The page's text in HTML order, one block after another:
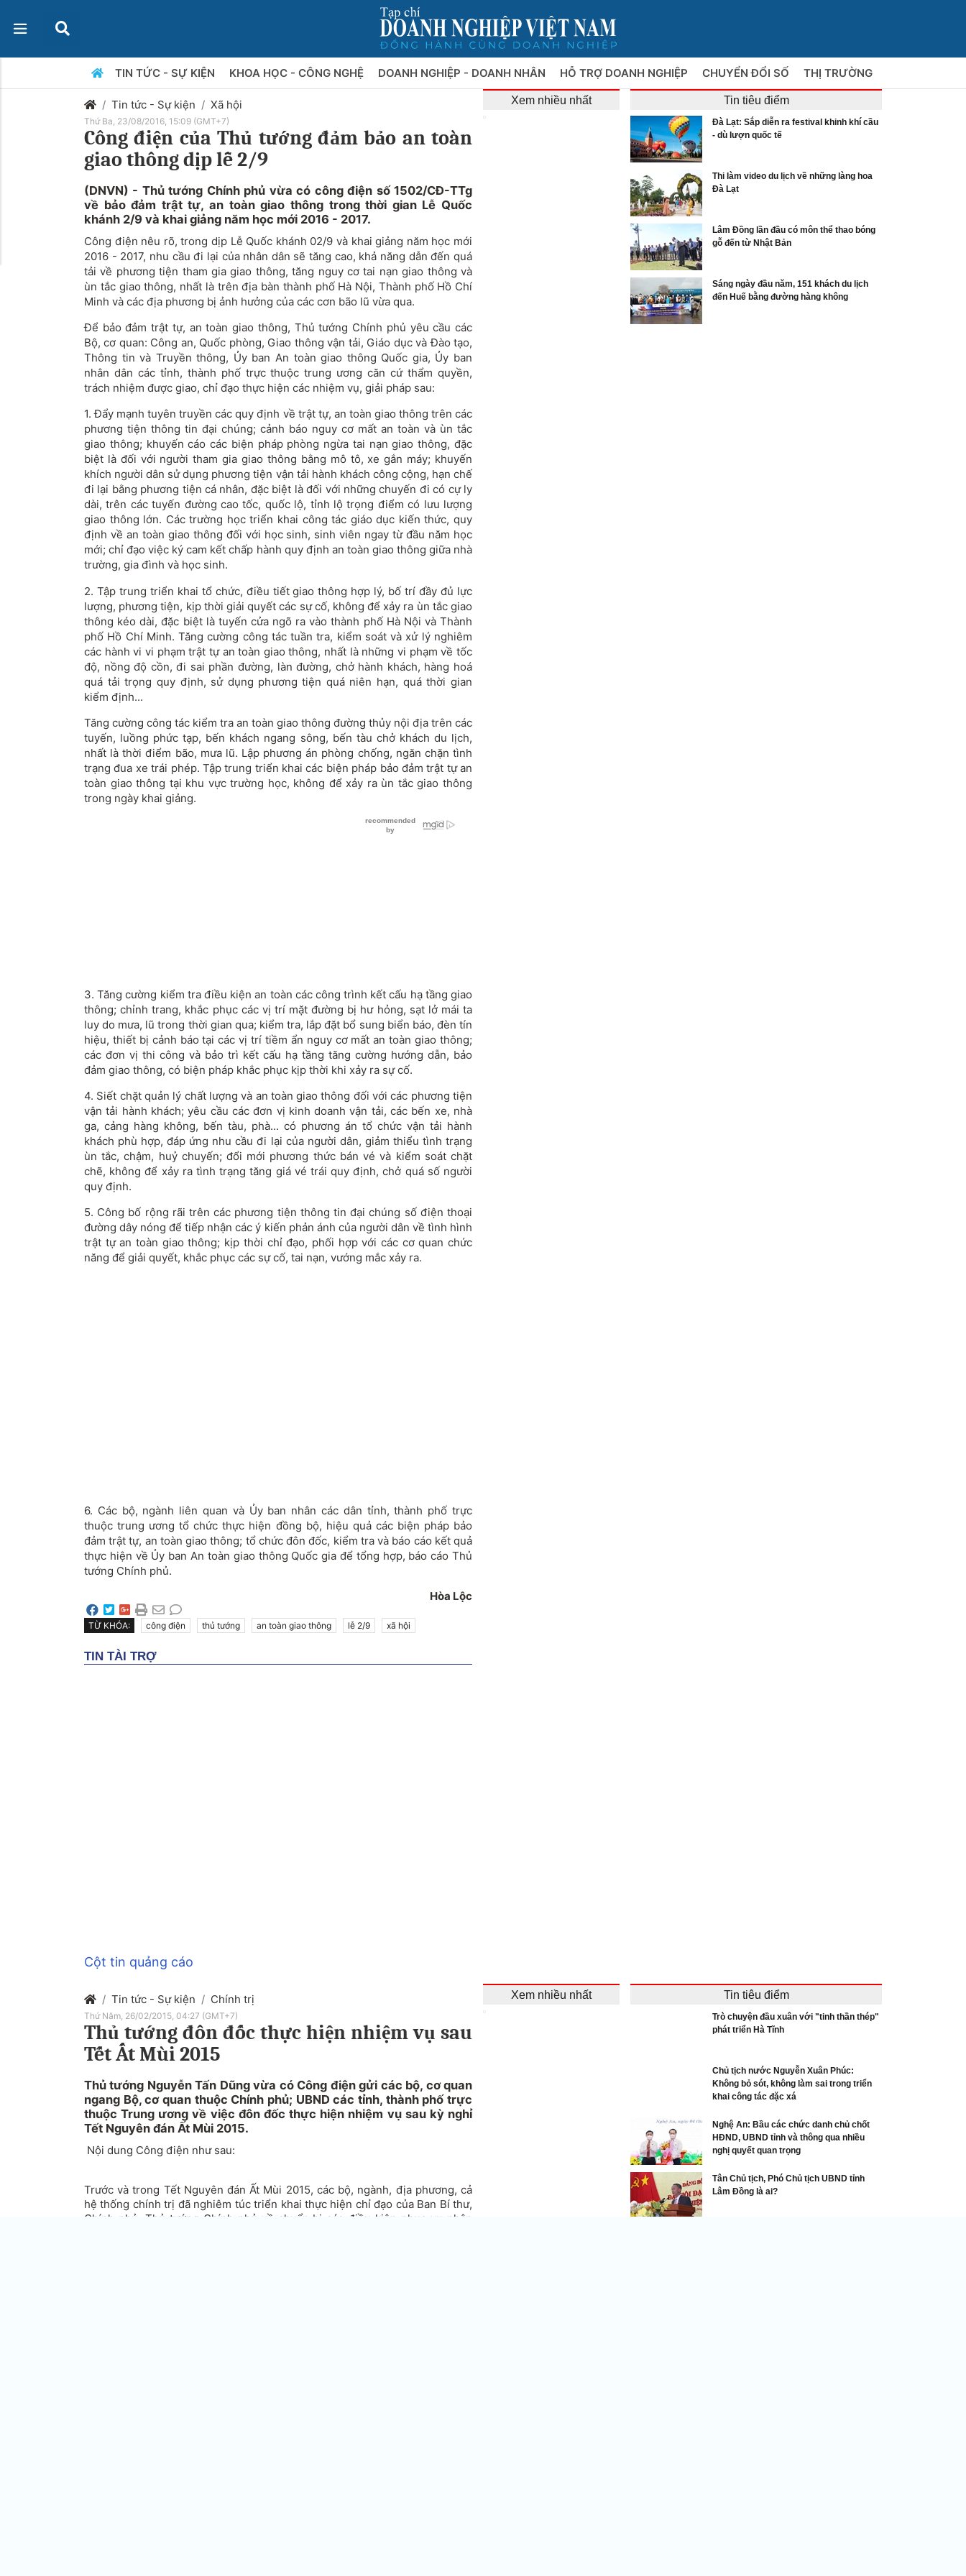
TIN TỨC - SỰ KIỆN KHOA HỌC - CÔNG NGHỆ DOANH NGHIỆP - DOANH NHÂN HỖ TRỢ DOANH NGHIỆP CHUYỂN ĐỔI SỐ THỊ TRƯỜNG
Tin tức - Sự kiện Xã hội
Thứ Ba, 23/08/2016, 15:09 (GMT+7)
Công điện của Thủ tướng đảm bảo an toàn
giao thông dịp lễ 2/9
(DNVN) - Thủ tướng Chính phủ vừa có công điện số 1502/CĐ-TTg
về bảo đảm trật tự, an toàn giao thông trong thời gian Lễ Quốc
khánh 2/9 và khai giảng năm học mới 2016 - 2017.
Công điện nêu rõ, trong dịp Lễ Quốc khánh 02/9 và khai giảng năm học mới
2016 - 2017, nhu cầu đi lại của nhân dân sẽ tăng cao, khả năng dẫn đến quá
tải về phương tiện tham gia giao thông, tăng nguy cơ tai nạn giao thông và
ùn tắc giao thông, nhất là trên địa bàn thành phố Hà Nội, Thành phố Hồ Chí
Minh và các địa phương bị ảnh hưởng của các cơn bão lũ vừa qua.
Để bảo đảm trật tự, an toàn giao thông, Thủ tướng Chính phủ yêu cầu các
Bộ, cơ quan: Công an, Quốc phòng, Giao thông vận tải, Giáo dục và Đào tạo,
Thông tin và Truyền thông, Ủy ban An toàn giao thông Quốc gia, Ủy ban
nhân dân các tỉnh, thành phố trực thuộc trung ương căn cứ thẩm quyền,
trách nhiệm được giao, chỉ đạo thực hiện các nhiệm vụ, giải pháp sau:
1. Đẩy mạnh tuyên truyền các quy định về trật tự, an toàn giao thông trên các
phương tiện thông tin đại chúng; cảnh báo nguy cơ mất an toàn và ùn tắc
giao thông; khuyến cáo các biện pháp phòng ngừa tai nạn giao thông, đặc
biệt là đối với người tham gia giao thông bằng mô tô, xe gắn máy; khuyến
khích người dân sử dụng phương tiện vận tải hành khách công cộng, hạn chế
đi lại bằng phương tiện cá nhân, đặc biệt là đối với những chuyến đi có cự ly
dài, trên các tuyến đường cao tốc, quốc lộ, tỉnh lộ trọng điểm có lưu lượng
giao thông lớn. Các trường học triển khai công tác giáo dục kiến thức, quy
định về an toàn giao thông đối với học sinh, sinh viên ngay từ đầu năm học
mới; chỉ đạo việc ký cam kết chấp hành quy định an toàn giao thông giữa nhà
trường, gia đình và học sinh.
2. Tập trung triển khai tổ chức, điều tiết giao thông hợp lý, bố trí đầy đủ lực
lượng, phương tiện, kịp thời giải quyết các sự cố, không để xảy ra ùn tắc giao
thông kéo dài, đặc biệt là tuyến cửa ngõ ra vào thành phố Hà Nội và Thành
phố Hồ Chí Minh. Tăng cường công tác tuần tra, kiểm soát và xử lý nghiêm
các hành vi vi phạm trật tự an toàn giao thông, nhất là những vi phạm về tốc
độ, nồng độ cồn, đi sai phần đường, làn đường, chở hành khách, hàng hoá
quá tải trọng quy định, sử dụng phương tiện quá niên hạn, quá thời gian
kiểm định...
Tăng cường công tác kiểm tra an toàn giao thông đường thủy nội địa trên các
tuyến, luồng phức tạp, bến khách ngang sông, bến tàu chở khách du lịch,
nhất là thời điểm bão, mưa lũ. Lập phương án phòng chống, ngăn chặn tình
trạng đua xe trái phép. Tập trung triển khai các biện pháp bảo đảm trật tự an
toàn giao thông tại khu vực trường học, không để xảy ra ùn tắc giao thông
trong ngày khai giảng.
3. Tăng cường kiểm tra điều kiện an toàn các công trình kết cấu hạ tầng giao
thông; chỉnh trang, khắc phục các vị trí mặt đường bị hư hỏng, sạt lở mái ta
luy do mưa, lũ trong thời gian qua; kiểm tra, lắp đặt bổ sung biển báo, đèn tín
hiệu, thiết bị cảnh báo tại các vị trí tiềm ẩn nguy cơ mất an toàn giao thông;
các đơn vị thi công và bảo trì kết cấu hạ tầng tăng cường hướng dẫn, bảo
đảm giao thông, có biện pháp khắc phục kịp thời khi xảy ra sự cố.
4. Siết chặt quản lý chất lượng và an toàn giao thông đối với các phương tiện
vận tải hành khách; yêu cầu các đơn vị kinh doanh vận tải, các bến xe, nhà
ga, cảng hàng không, bến tàu, phà... có phương án tổ chức vận tải hành
khách phù hợp, đáp ứng nhu cầu đi lại của người dân, giảm thiểu tình trạng
ùn tắc, chậm, huỷ chuyến; đổi mới phương thức bán vé và kiểm soát chặt
chẽ, không để xảy ra tình trạng tăng giá vé trái quy định, chở quá số người
quy định.
5. Công bố rộng rãi trên các phương tiện thông tin đại chúng số điện thoại
đường dây nóng để tiếp nhận các ý kiến phản ánh của người dân về tình hình
trật tự an toàn giao thông; kịp thời chỉ đạo, phối hợp với các cơ quan chức
năng để giải quyết, khắc phục các sự cố, tai nạn, vướng mắc xảy ra.
6. Các bộ, ngành liên quan và Ủy ban nhân các dân tỉnh, thành phố trực
thuộc trung ương tổ chức thực hiện đồng bộ, hiệu quả các biện pháp bảo
đảm trật tự, an toàn giao thông; tổ chức đôn đốc, kiểm tra và báo cáo kết quả
thực hiện về Ủy ban An toàn giao thông Quốc gia để tổng hợp, báo cáo Thủ
tướng Chính phủ.
Hòa Lộc
TỪ KHÓA: công điện thủ tướng an toàn giao thông lễ 2/9 xã hội
Xem nhiều nhất
Cột tin quảng cáo
Tin tiêu điểm
Đà Lạt: Sắp diễn ra festival khinh khí cầu
- dù lượn quốc tế
Thi làm video du lịch về những làng hoa
Đà Lạt
Lâm Đồng lần đầu có môn thể thao bóng
gỗ đến từ Nhật Bản
Sáng ngày đầu năm, 151 khách du lịch
đến Huế bằng đường hàng không
Tin tức - Sự kiện Chính trị
Thứ Năm, 26/02/2015, 04:27 (GMT+7)
Thủ tướng đôn đốc thực hiện nhiệm vụ sau
Tết Ất Mùi 2015
Thủ tướng Nguyễn Tấn Dũng vừa có Công điện gửi các bộ, cơ quan
ngang Bộ, cơ quan thuộc Chính phủ; UBND các tỉnh, thành phố trực
thuộc Trung ương về việc đôn đốc thực hiện nhiệm vụ sau kỳ nghỉ
Tết Nguyên đán Ất Mùi 2015.
Nội dung Công điện như sau:
Trước và trong Tết Nguyên đán Ất Mùi 2015, các bộ, ngành, địa phương, cả
hệ thống chính trị đã nghiêm túc triển khai thực hiện chỉ đạo của Ban Bí thư,
Chính phủ, Thủ tướng Chính phủ về chuẩn bị các điều kiện phục vụ nhân
Xem nhiều nhất Tin tiêu điểm
Trò chuyện đầu xuân với "tinh thần thép"
phát triển Hà Tĩnh
Chủ tịch nước Nguyễn Xuân Phúc:
Không bỏ sót, không làm sai trong triển
khai công tác đặc xá
Nghệ An: Bầu các chức danh chủ chốt
HĐND, UBND tỉnh và thông qua nhiều
nghị quyết quan trọng
Tân Chủ tịch, Phó Chủ tịch UBND tỉnh
Lâm Đồng là ai?